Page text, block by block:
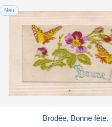
Neu
Brodée, Bonne fête.